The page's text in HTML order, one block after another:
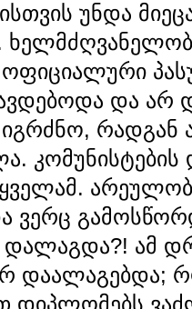
უნდა
და არ
რადგან
ვერც
ამ
დაალაგებდა;
დიპლომებს